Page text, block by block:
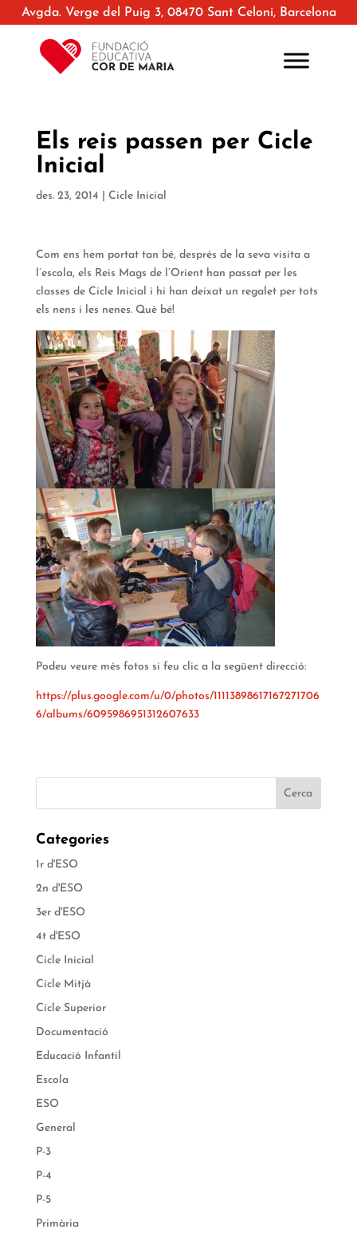
Avgda. Verge del Puig 3, 08470 Sant Celoni, Barcelona
Els reis passen per Cicle
Inicial
des. 23, 2014 Cicle Inicial
Com ens hem portat tan bé, després de la seva visita a
l’escola, els Reis Mags de l’Orient han passat per les
classes de Cicle Inicial i hi han deixat un regalet per tots
els nens i les nenes. Què bé!
Podeu veure més fotos si feu clic a la següent direcció:
https://plus.google.com/u/0/photos/11113898617167271706
6/albums/6095986951312607633
Categories
1r d'ESO
2n d'ESO
3er d'ESO
4t d'ESO
Cicle Inicial
Cicle Mitjà
Cicle Superior
Documentació
Educació Infantil
Escola
ESO
General
P-3
P-4
P-5
Primària